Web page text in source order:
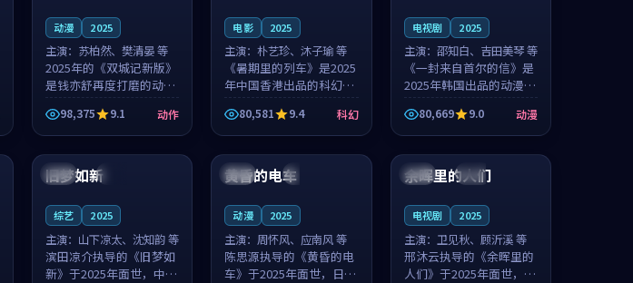
动漫 2025
主演： 苏柏然、樊清晏 等
2025年的《双城记新版》
是钱亦舒再度打磨的动作
佳作。中国大陆的取景与
沙漠探险的氛围相互成
就，苏柏然与樊清晏的对
手戏自然克制，让整部影
片在悬念与...
98,375 9.1 动作
电影 2025
主演：朴艺珍、沐子瑜 等
《暑期里的列车》是2025
年中国香港出品的科幻新
作，主创团队希望用城市
夜归人的故事让观众停下
来想一想。朴艺珍领衔，
沐子瑜担任重要角色，郑
书延的叙...
80,581 9.4 科幻
电视剧 2025
主演： 邵知白、吉田美琴 等
《一封来自首尔的信》是
2025年韩国出品的动漫新
作，主创团队希望用高考
往事的故事让观众停下来
想一想。邵知白领衔，吉
田美琴担任重要角色，谢
承南的叙...
80,669 9.0 动漫
中国
99:08
旧梦如新
综艺 2025
主演： 山下凉太、沈知韵 等
滨田凉介执导的《旧梦如
新》于2025年面世，中国
日本 4K
99:20
黄昏的电车
动漫 2025
主演：周怀风、应南风 等
陈思源执导的《黄昏的电
车》于2025年面世，日本
泰国 完结
99:56
余晖里的人们
电视剧 2025
主演： 卫见秋、顾沂溪 等
邢沐云执导的《余晖里的
人们》于2025年面世，泰